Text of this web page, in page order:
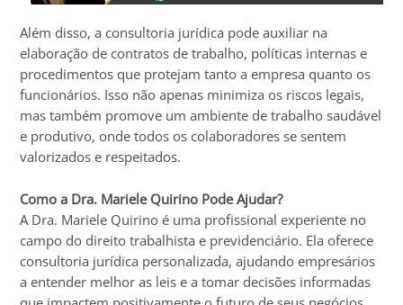
Além disso, a consultoria jurídica pode auxiliar na
elaboração de contratos de trabalho, políticas internas e
procedimentos que protejam tanto a empresa quanto os
funcionários. Isso não apenas minimiza os riscos legais,
mas também promove um ambiente de trabalho saudável
e produtivo, onde todos os colaboradores se sentem
valorizados e respeitados.
Como a Dra. Mariele Quirino Pode Ajudar?
A Dra. Mariele Quirino é uma profissional experiente no
campo do direito trabalhista e previdenciário. Ela oferece
consultoria jurídica personalizada, ajudando empresários
a entender melhor as leis e a tomar decisões informadas